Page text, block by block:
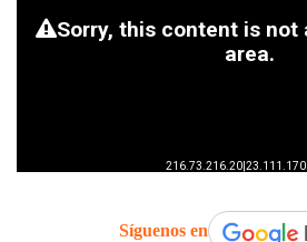
Síguenos en